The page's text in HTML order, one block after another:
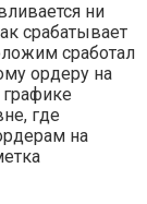
ни
срабатывает
сработал
ордеру на
где
на